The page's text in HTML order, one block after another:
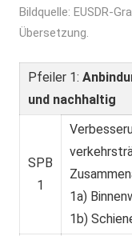
Bildquelle: EUSDR-
Übersetzung.
Pfeiler 1:
und nachhaltig
SPB
1
1a)
1b)